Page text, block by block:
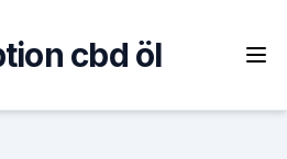
cbd öl